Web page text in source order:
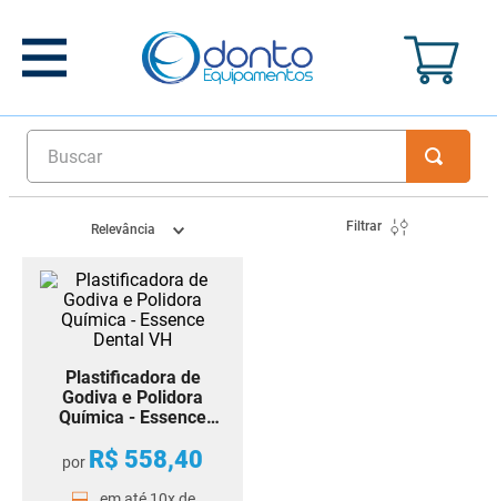
Buscar
Relevância Filtrar
Plastificadora de
Godiva e Polidora
Química - Essence
por R$ 558,40